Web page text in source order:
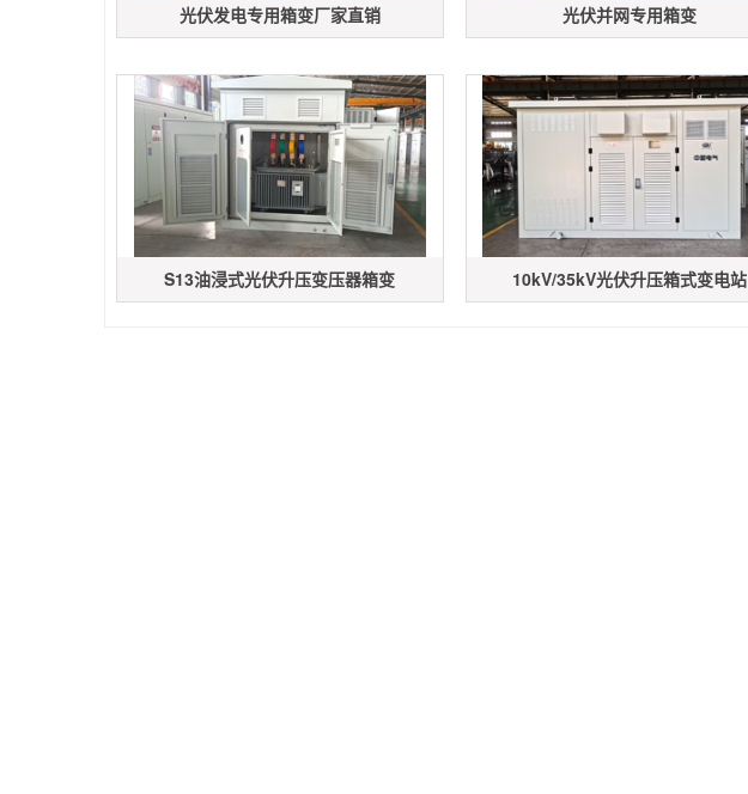
光伏发电专用箱变厂家直销 光伏并网专用箱变
S13油浸式光伏升压变压器箱变 10kV/35kV光伏升压箱式变电站